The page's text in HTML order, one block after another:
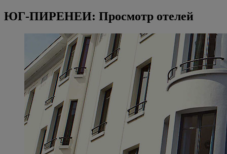
ЮГ-ПИРЕНЕИ: Просмотр отелей